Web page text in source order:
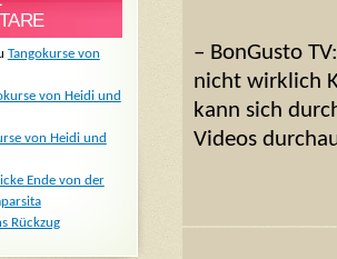
– BonGusto
nicht wirklich
kann sich
Videos
Tangokurse von
von Heidi und
von Heidi und
Ende von der
Rückzug